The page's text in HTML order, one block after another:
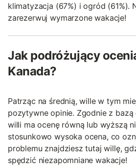
klimatyzacja (67%) i ogród (61%).
zarezerwuj wymarzone wakacje!
Jak podróżujący
Kanada?
Patrząc na średnią, wille w tym
pozytywne opinie. Zgodnie z bazą
willi ma ocenę równą lub wyższą
stosunkowo wysoka ocena, co
problemu znajdziesz tutaj willę,
spędzić niezapomniane wakacje!